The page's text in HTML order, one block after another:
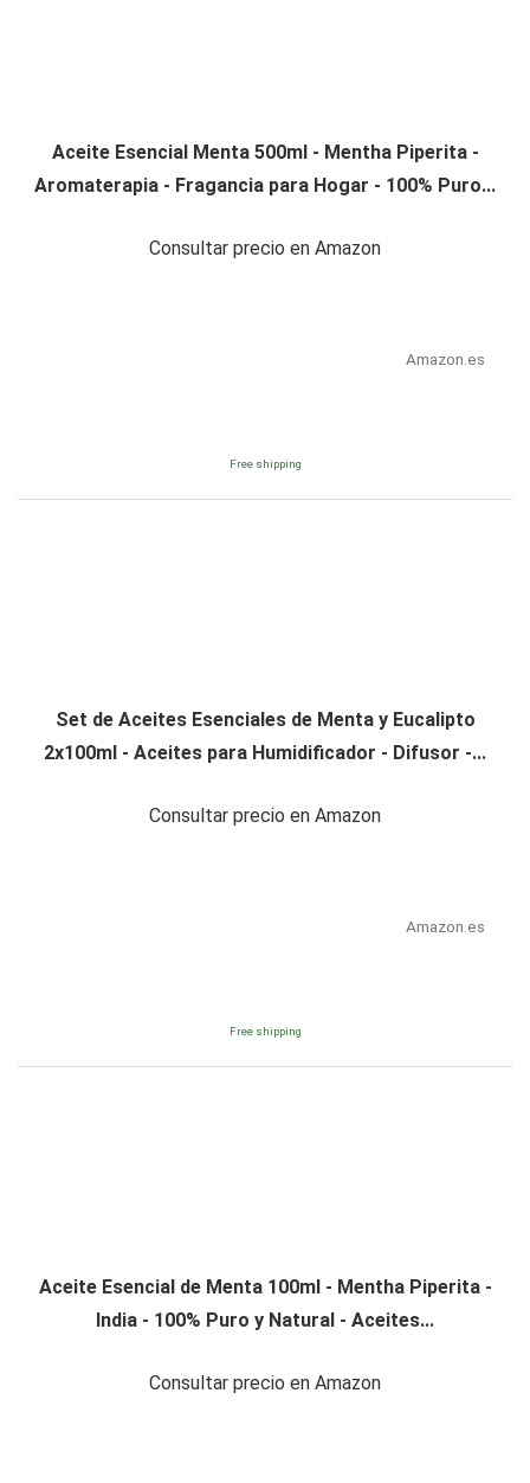
Aceite Esencial Menta 500ml - Mentha Piperita -
Aromaterapia - Fragancia para Hogar - 100% Puro...
Consultar precio en Amazon
Amazon.es
Free shipping
Set de Aceites Esenciales de Menta y Eucalipto
2x100ml - Aceites para Humidificador - Difusor -...
Consultar precio en Amazon
Amazon.es
Free shipping
Aceite Esencial de Menta 100ml - Mentha Piperita -
India - 100% Puro y Natural - Aceites...
Consultar precio en Amazon